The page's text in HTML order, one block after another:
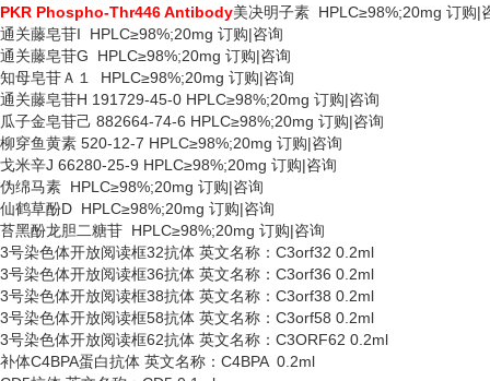
PKR Phospho-Thr446 Antibody美决明子素 HPLC≥98%;20mg 订购|
通关藤皂苷I HPLC≥98%;20mg 订购|咨询
通关藤皂苷G HPLC≥98%;20mg 订购|咨询
知母皂苷Ａ１
HPLC≥98%;20mg 订购|咨询
通关藤皂苷H 191729-45-0 HPLC≥98%;20mg 订购|咨询
瓜子金皂苷己 882664-74-6 HPLC≥98%;20mg 订购|咨询
柳穿鱼黄素 520-12-7 HPLC≥98%;20mg 订购|咨询
戈米辛J 66280-25-9 HPLC≥98%;20mg 订购|咨询
伪绵马素 HPLC≥98%;20mg 订购|咨询
仙鹤草酚D HPLC≥98%;20mg 订购|咨询
苔黑酚龙胆二糖苷 HPLC≥98%;20mg 订购|咨询
3号染色体开放阅读框32抗体 英文名称：C3orf32 0.2ml
3号染色体开放阅读框36抗体 英文名称：C3orf36 0.2ml
3号染色体开放阅读框38抗体 英文名称：C3orf38 0.2ml
3号染色体开放阅读框58抗体 英文名称：C3orf58 0.2ml
3号染色体开放阅读框62抗体 英文名称：C3ORF62 0.2ml
补体C4BPA蛋白抗体 英文名称：C4BPA 0.2ml